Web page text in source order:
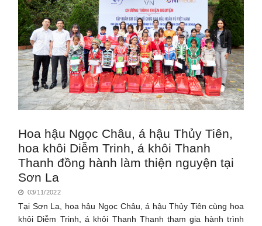
Hoa hậu Ngọc Châu, á hậu Thủy Tiên,
hoa khôi Diễm Trinh, á khôi Thanh
Thanh đồng hành làm thiện nguyện tại
Sơn La
03/11/2022
Tại Sơn La, hoa hậu Ngọc Châu, á hậu Thủy Tiên cùng hoa
khôi Diễm Trinh, á khôi Thanh Thanh tham gia hành trình